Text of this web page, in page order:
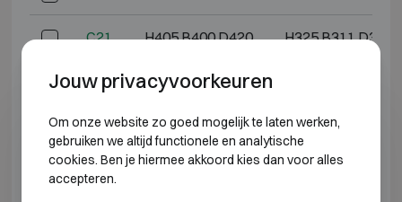
C21 H405 B400 D420 H325 B311 D305
C31 H605 B500 D420
C41 H750 B500 D420 H670 B411 D305
C51 H950 B500 D420 H870 B411 D305
Jouw privacyvoorkeuren
Om onze website zo goed mogelijk te laten werken,
gebruiken we altijd functionele en analytische
cookies. Ben je hiermee akkoord kies dan voor alles
accepteren.